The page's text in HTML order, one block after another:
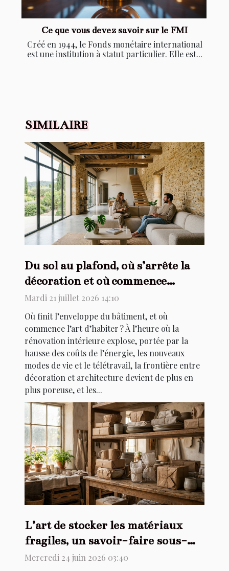
Ce que vous devez savoir sur le FMI
Créé en 1944, le Fonds monétaire international
est une institution à statut particulier. Elle est...
SIMILAIRE
Du sol au plafond, où s’arrête la
décoration et où commence
l’architecture ?
Mardi 21 juillet 2026 14:10
Où finit l’enveloppe du bâtiment, et où
commence l’art d’habiter ? À l’heure où la
rénovation intérieure explose, portée par la
hausse des coûts de l’énergie, les nouveaux
modes de vie et le télétravail, la frontière entre
décoration et architecture devient de plus en
plus poreuse, et les...
L’art de stocker les matériaux
fragiles, un savoir-faire sous-
estimé
Mercredi 24 juin 2026 03:40